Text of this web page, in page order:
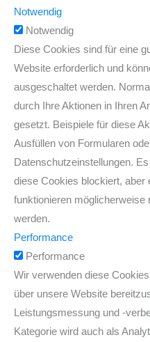
Notwendig
Notwendig
Diese Cookies sind für eine
Website erforderlich und
ausgeschaltet werden.
durch Ihre Aktionen in Ihren
gesetzt. Beispiele für diese
Ausfüllen von Formularen
Datenschutzeinstellungen.
diese Cookies blockiert, aber
funktionieren
werden.
Performance
Performance
Wir verwenden diese
über unsere Website
Leistungsmessung und -
Kategorie wird auch als